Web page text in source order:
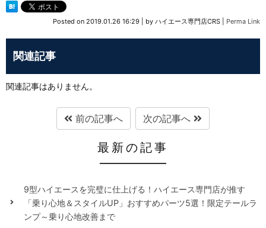
Posted on 2019.01.26 16:29 by ハイエース専門店CRS Perma Link
関連記事
関連記事はありません。
前の記事へ 次の記事へ
最新の記事
9型ハイエースを完璧に仕上げる！ハイエース専門店が推す
「乗り心地＆スタイルUP」おすすめパーツ5選！限定テールラ
ンプ～乗り心地改善まで